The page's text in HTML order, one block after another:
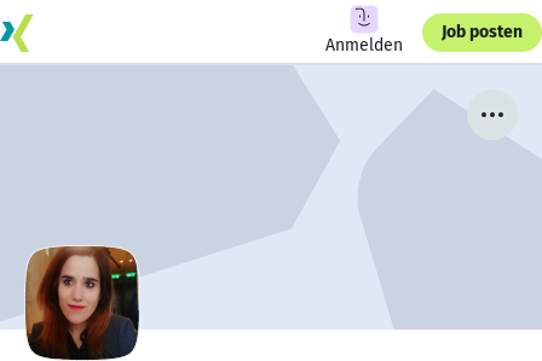
Anmelden
Job posten